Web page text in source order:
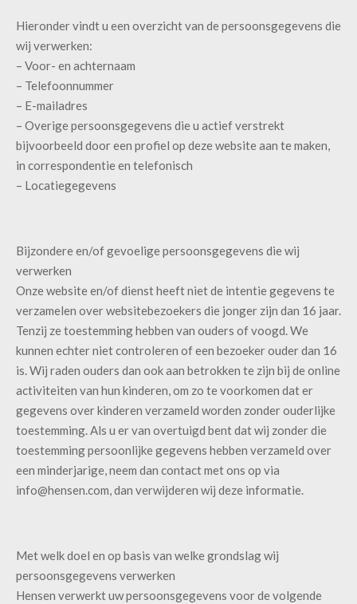
Hieronder vindt u een overzicht van de persoonsgegevens die
wij verwerken:
– Voor- en achternaam
– Telefoonnummer
– E-mailadres
– Overige persoonsgegevens die u actief verstrekt
bijvoorbeeld door een profiel op deze website aan te maken,
in correspondentie en telefonisch
– Locatiegegevens
Bijzondere en/of gevoelige persoonsgegevens die wij
verwerken
Onze website en/of dienst heeft niet de intentie gegevens te
verzamelen over websitebezoekers die jonger zijn dan 16 jaar.
Tenzij ze toestemming hebben van ouders of voogd. We
kunnen echter niet controleren of een bezoeker ouder dan 16
is. Wij raden ouders dan ook aan betrokken te zijn bij de online
activiteiten van hun kinderen, om zo te voorkomen dat er
gegevens over kinderen verzameld worden zonder ouderlijke
toestemming. Als u er van overtuigd bent dat wij zonder die
toestemming persoonlijke gegevens hebben verzameld over
een minderjarige, neem dan contact met ons op via
info@hensen.com, dan verwijderen wij deze informatie.
Met welk doel en op basis van welke grondslag wij
persoonsgegevens verwerken
Hensen verwerkt uw persoonsgegevens voor de volgende